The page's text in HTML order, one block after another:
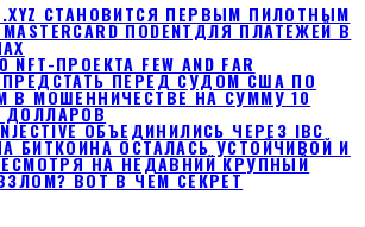
СТАНОВИТСЯ ПЕРВЫМ ПИЛОТНЫМ
ПОDENTДЛЯ ПЛАТЕЖЕЙ В
ПРОЕКТА FEW AND FAR
ПЕРЕД СУДОМ США ПО
В МОШЕННИЧЕСТВЕ НА СУММУ 10
ДОЛЛАРОВ
ОБЪЕДИНИЛИСЬ ЧЕРЕЗ IBC
БИТКОИНА ОСТАЛАСЬ УСТОЙЧИВОЙ И
НА НЕДАВНИЙ КРУПНЫЙ
ВОТ В ЧЕМ СЕКРЕТ